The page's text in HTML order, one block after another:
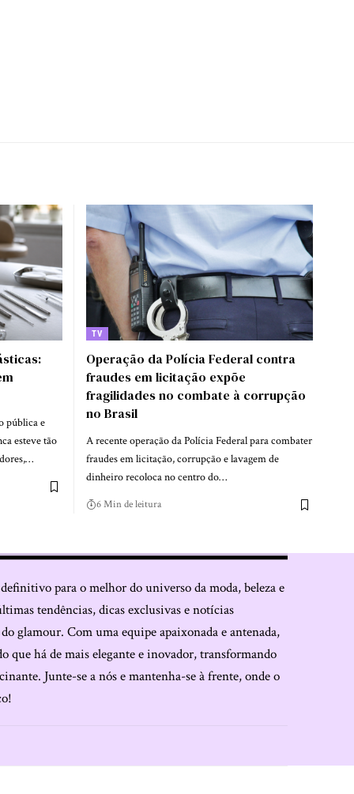
pública e
esteve tão
TV
Operação da Polícia Federal contra
fraudes em licitação expõe
fragilidades no combate à corrupção
no Brasil
A recente operação da Polícia Federal para combater
fraudes em licitação, corrupção e lavagem de
dinheiro recoloca no centro do…
6 Min de leitura
para o melhor do universo da moda, beleza e
tendências, dicas exclusivas e notícias
glamour. Com uma equipe apaixonada e antenada,
que há de mais elegante e inovador, transformando
Junte-se a nós e mantenha-se à frente, onde o